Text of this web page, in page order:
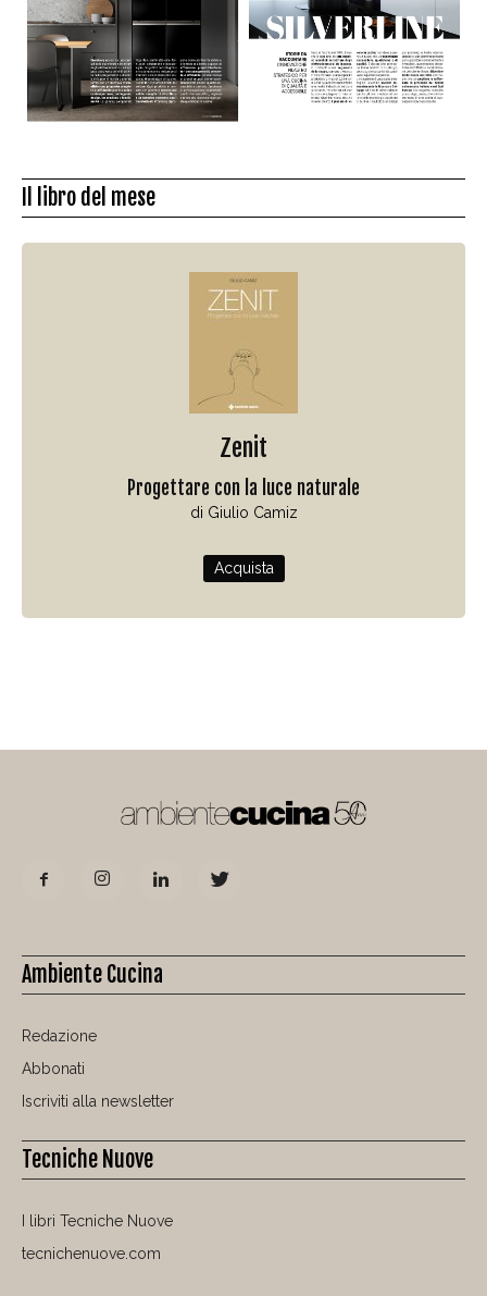
Il libro del mese
Zenit
Progettare con la luce naturale
di Giulio Camiz
Acquista
Ambiente Cucina
Redazione
Abbonati
Iscriviti alla newsletter
Tecniche Nuove
I libri Tecniche Nuove
tecnichenuove.com